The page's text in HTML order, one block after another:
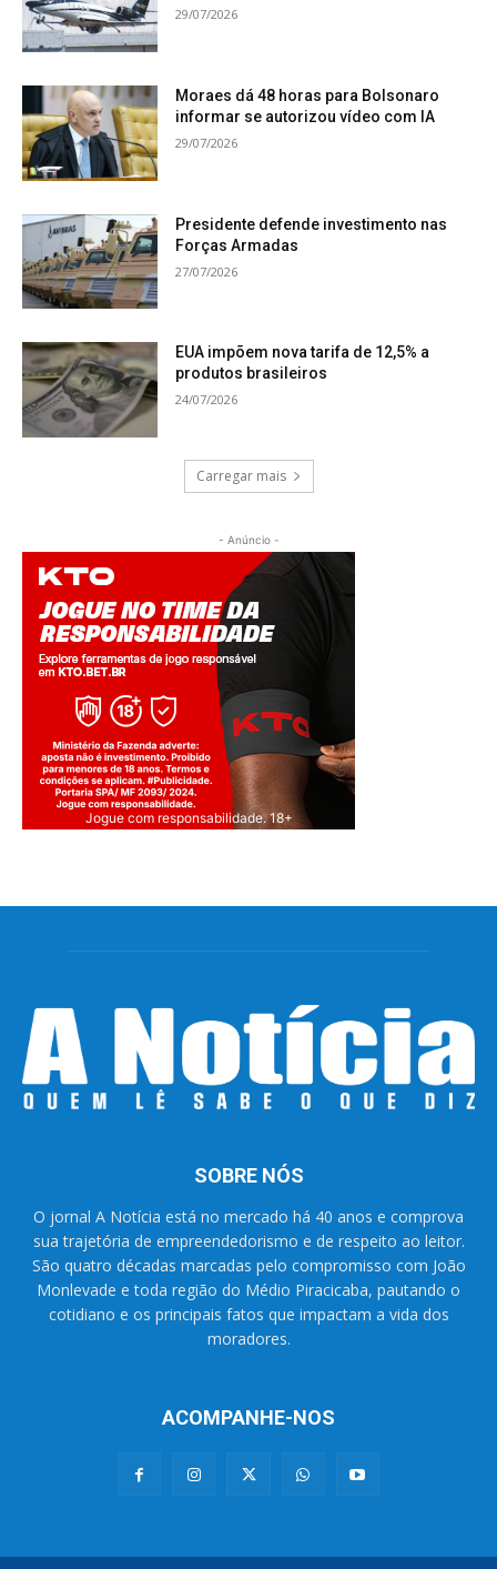
29/07/2026
Moraes dá 48 horas para Bolsonaro
informar se autorizou vídeo com IA
29/07/2026
Presidente defende investimento nas
Forças Armadas
27/07/2026
EUA impõem nova tarifa de 12,5% a
produtos brasileiros
24/07/2026
Carregar mais
- Anúncio -
Jogue com responsabilidade. 18+
SOBRE NÓS
O jornal A Notícia está no mercado há 40 anos e comprova
sua trajetória de empreendedorismo e de respeito ao leitor.
São quatro décadas marcadas pelo compromisso com João
Monlevade e toda região do Médio Piracicaba, pautando o
cotidiano e os principais fatos que impactam a vida dos
moradores.
ACOMPANHE-NOS